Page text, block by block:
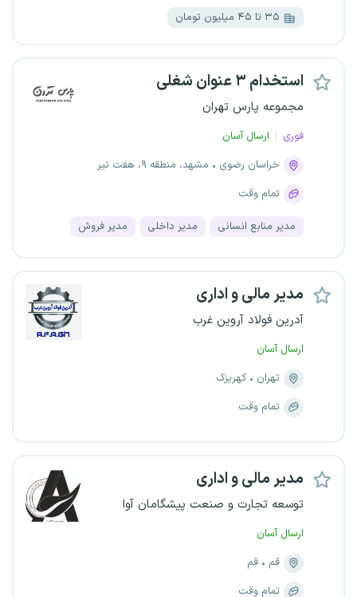
۳۵ تا ۴۵ میلیون تومان
استخدام ۳ عنوان شغلی
مجموعه پارس تهران
فوری
ارسال آسان
خراسان رضوی
مشهد، منطقه ۹، هفت تیر
تمام وقت
مدیر منابع انسانی مدیر داخلی مدیر فروش
مدیر مالی و اداری
آدرین فولاد آروین غرب
ارسال آسان
تهران
کهریزک
تمام وقت
مدیر مالی و اداری
توسعه تجارت و صنعت پیشگامان آوا
ارسال آسان
قم
قم
تمام وقت